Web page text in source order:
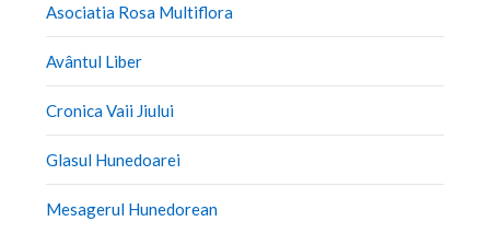
Asociatia Rosa Multiflora
Avântul Liber
Cronica Vaii Jiului
Glasul Hunedoarei
Mesagerul Hunedorean